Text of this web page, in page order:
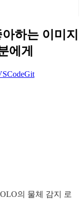
하는 이미지
에게
Git
의 물체 감지 로